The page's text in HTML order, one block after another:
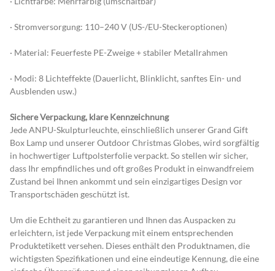
· Stromversorgung: 110–240 V (US-/EU-Steckeroptionen)
· Material: Feuerfeste PE-Zweige + stabiler Metallrahmen
· Modi: 8 Lichteffekte (Dauerlicht, Blinklicht, sanftes Ein- und
Ausblenden usw.)
Sichere Verpackung, klare Kennzeichnung
Jede ANPU-Skulpturleuchte, einschließlich unserer Grand Gift
Box Lamp und unserer Outdoor Christmas Globes, wird sorgfältig
in hochwertiger Luftpolsterfolie verpackt. So stellen wir sicher,
dass Ihr empfindliches und oft großes Produkt in einwandfreiem
Zustand bei Ihnen ankommt und sein einzigartiges Design vor
Transportschäden geschützt ist.
Um die Echtheit zu garantieren und Ihnen das Auspacken zu
erleichtern, ist jede Verpackung mit einem entsprechenden
Produktetikett versehen. Dieses enthält den Produktnamen, die
wichtigsten Spezifikationen und eine eindeutige Kennung, die eine